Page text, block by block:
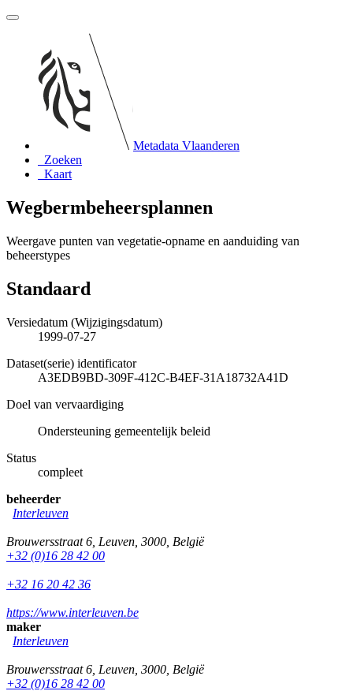
Metadata Vlaanderen
Zoeken
Kaart
Wegbermbeheersplannen
Weergave punten van vegetatie-opname en aanduiding van
beheerstypes
Standaard
Versiedatum (Wijzigingsdatum)
1999-07-27
Dataset(serie) identificator
A3EDB9BD-309F-412C-B4EF-31A18732A41D
Doel van vervaardiging
Ondersteuning gemeentelijk beleid
Status
compleet
beheerder
Interleuven
Brouwersstraat 6 Leuven 3000 België
+32 (0)16 28 42 00
+32 16 20 42 36
https://www.interleuven.be
maker
Interleuven
Brouwersstraat 6 Leuven 3000 België
+32 (0)16 28 42 00